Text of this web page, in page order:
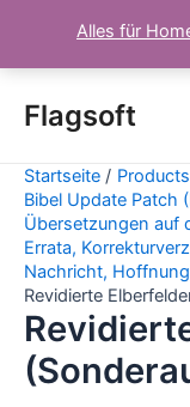
Alles für
Inhalt
springen
Flagsoft
Startseite
Products
Bibel Update Patch
Übersetzungen auf
Errata,
Nachricht,
Revidierte